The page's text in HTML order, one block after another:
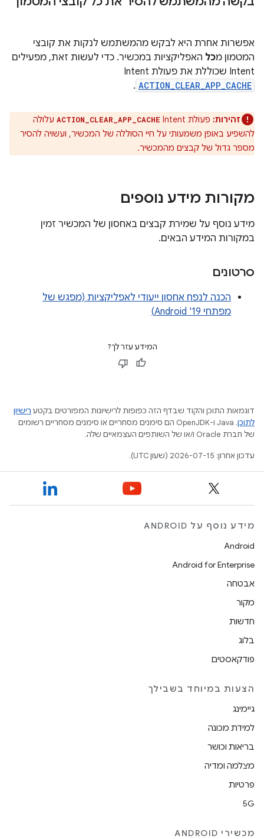
אפשרות אחרת היא לבקש מהמשתמש לנקות את קובצי
המטמון מכל האפליקציות במכשיר. כדי לעשות זאת, מפעילים
Intent שכוללת את פעולת Intent
ACTION_CLEAR_APP_CACHE
.
זהירות: פעולת Intent ACTION_CLEAR_APP_CACHE עלולה
להשפיע באופן משמעותי על חיי הסוללה של המכשיר, ועשויה להסיר
מספר גדול של קבצים מהמכשיר.
מקורות מידע נוספים
מידע נוסף על שמירת קבצים באחסון של המכשיר זמין
במקורות המידע הבאים.
סרטונים
הכנה לנפח אחסון ייעודי לאפליקציות (מפגש של
מפתחי Android '19)
המידע עזר לך?
דוגמאות התוכן והקוד שבדף הזה כפופות לרישיונות המפורטים בקטע רישיון
לתוכן
.‏ Java ו-OpenJDK הם סימנים מסחריים או סימנים מסחריים רשומים
של חברת Oracle ו/או של השותפים העצמאיים שלה.
עדכון אחרון: 2026-07-15 (שעון UTC).
מידע נוסף על ANDROID
Android
Android for Enterprise
אבטחה
מקור
חדשות
בלוג
פודקאסטים
הצעות במיוחד בשבילך
גיימינג
למידת מכונה
בריאות וכושר
מצלמה ומדיה
פרטיות
5G
מכשירי ANDROID